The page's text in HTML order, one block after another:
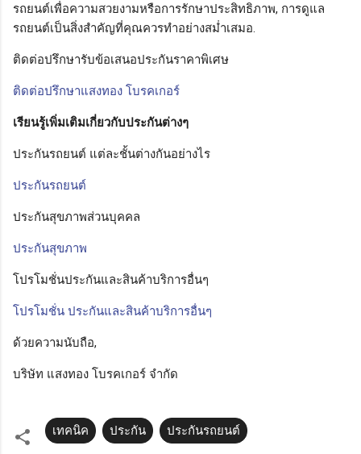
รถยนต์เพื่อความสวยงามหรือการรักษาประสิทธิภาพ, การดูแล
รถยนต์เป็นสิ่งสำคัญที่คุณควรทำอย่างสม่ำเสมอ.
ติดต่อปรึกษารับข้อเสนอประกันราคาพิเศษ
ติดต่อปรึกษาแสงทอง โบรคเกอร์
เรียนรู้เพิ่มเติมเกี่ยวกับประกันต่างๆ
ประกันรถยนต์ แต่ละชั้นต่างกันอย่างไร
ประกันรถยนต์
ประกันสุขภาพส่วนบุคคล
ประกันสุขภาพ
โปรโมชั่นประกันและสินค้าบริการอื่นๆ
โปรโมชั่น ประกันและสินค้าบริการอื่นๆ
ด้วยความนับถือ,
บริษัท แสงทอง โบรคเกอร์ จำกัด
เทคนิค ประกัน ประกันรถยนต์